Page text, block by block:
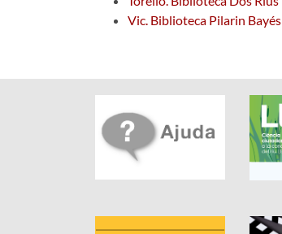
Vic. Biblioteca Pilarin Bayés